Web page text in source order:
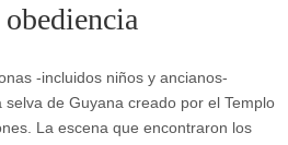
-incluidos niños y ancianos-
de Guyana creado por el Templo
La escena que encontraron los